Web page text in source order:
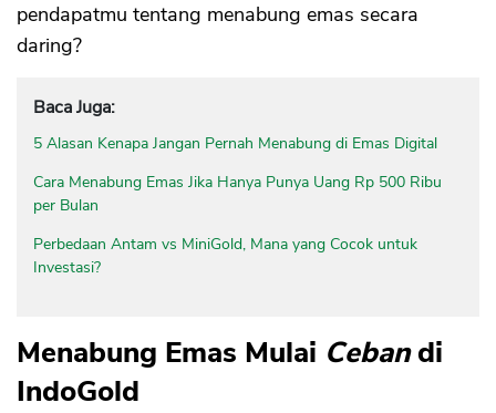
pendapatmu tentang menabung emas secara
daring?
Baca Juga:
5 Alasan Kenapa Jangan Pernah Menabung di Emas Digital
Cara Menabung Emas Jika Hanya Punya Uang Rp 500 Ribu
per Bulan
Perbedaan Antam vs MiniGold, Mana yang Cocok untuk
Investasi?
Menabung Emas Mulai Cebandi
IndoGold